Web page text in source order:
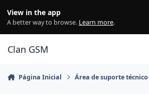
View in the app
A better way to browse. Learn more.
Clan GSM
Página Inicial Área de suporte